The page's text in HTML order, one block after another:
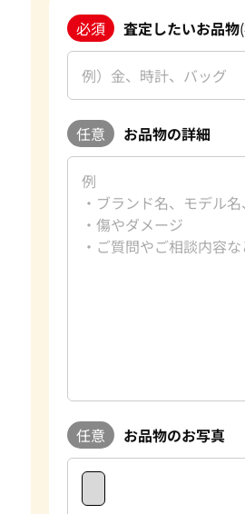
宝石以外にも、金・貴金属やブラン
えの際は、ぜひ「おたからや」をご
大切なお品物を最良の価格でお取引
同、ご満足いただける買取を提供し
この度はご利用いただき、誠にあり
客様のまたのご利用を心よりお待ち
おたからやの宝石買取査定
宝石買取専門査定員
旅行、読書
日々是好日
好きなブランドダイヤモンド・宝石
過去の買取品例10カラットダイヤモン
タッフやダイヤモンドテスターなど
ているため、全国の店舗ですぐに正
になるお品物がございましたら是非
必須 査定したいお品物
任意 お品物の詳細
任意 お品物のお写真